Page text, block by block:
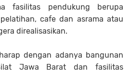
fasilitas pendukung berupa
cafe dan asrama atau
direalisasikan.
dengan adanya bangunan
Jawa Barat dan fasilitas